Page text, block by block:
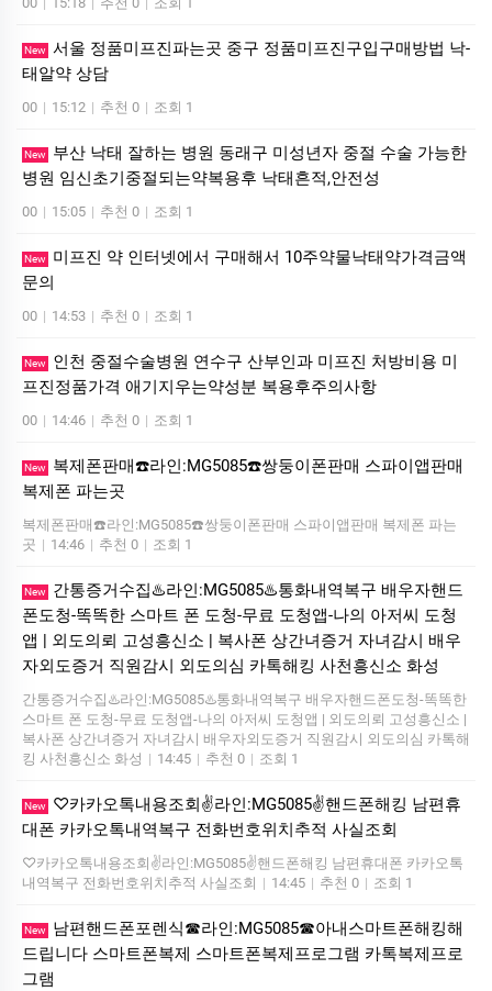
New 서울 정품미프진파는곳 중구 정품미프진구입구매방법 낙­
태알약 상담
00 | 15:12 | 추천 0 | 조회 1
New
부산 낙태 잘하는 병원 동래구 미성년자 중절 수술 가능한
병원 임신초기중절되는약복용후 낙태흔적,안전성
00 | 15:05 | 추천 0 | 조회 1
New
미프진 약 인터넷에서 구매해서 10주약물낙태약가격금액
문의
00 | 14:53 | 추천 0 | 조회 1
New
인천 중절수술병원 연수구 산부인과 미프진 처방비용 미
프진정품가격 애기지우는약성분 복용후주의사항
00 | 14:46 | 추천 0 | 조회 1
New
복제폰판매☎️라인:MG5085☎️쌍둥이폰판매 스파이앱판매
복제폰 파는곳
복제폰판매☎️라인:MG5085☎️쌍둥이폰판매 스파이앱판매 복제폰 파는
곳 | 14:46 | 추천 0 | 조회 1
New
간통증거수집♨️라인:MG5085♨️통화내역복구 배우자핸드
폰도청-똑똑한 스마트 폰 도청-무료 도청앱-나의 아저씨 도청
앱 | 외도의뢰 고성흥신소 | 복사폰 상간녀증거 자녀감시 배우
자외도증거 직원감시 외도의심 카톡해킹 사천흥신소 화성
간통증거수집♨️라인:MG5085♨️통화내역복구 배우자핸드폰도청-똑똑한
스마트 폰 도청-무료 도청앱-나의 아저씨 도청앱 | 외도의뢰 고성흥신소 |
복사폰 상간녀증거 자녀감시 배우자외도증거 직원감시 외도의심 카톡해
킹 사천흥신소 화성 | 14:45 | 추천 0 | 조회 1
New
♡카카오톡내용조회✌️라인:MG5085✌️핸드폰해킹 남편휴
대폰 카카오톡내역복구 전화번호위치추적 사실조회
♡카카오톡내용조회✌️라인:MG5085✌️핸드폰해킹 남편휴대폰 카카오톡
내역복구 전화번호위치추적 사실조회 | 14:45 | 추천 0 | 조회 1
New
남편핸드폰포렌식☎라인:MG5085☎아내스마트폰해킹해
드립니다 스마트폰복제 스마트폰복제프로그램 카톡복제프로
그램